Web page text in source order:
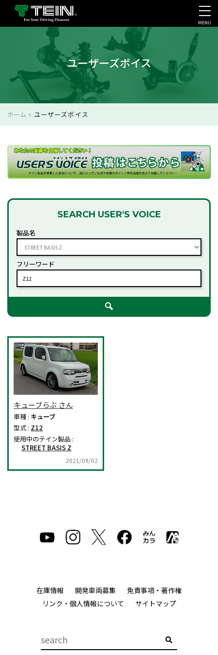
会社案内・採用・IR
MENU
ユーザーズボイス
ホーム » ユーザーズボイス
SEARCH USER'S VOICE
製品名
フリーワード
キューブらぶ さん
車種 : キューブ
型式 : Z12
使用中のテイン製品 :
STREET BASIS Z
2021/09/02
在庫情報 開発車両募集
免責事項・著作権
リンク・個人情報について
サイトマップ